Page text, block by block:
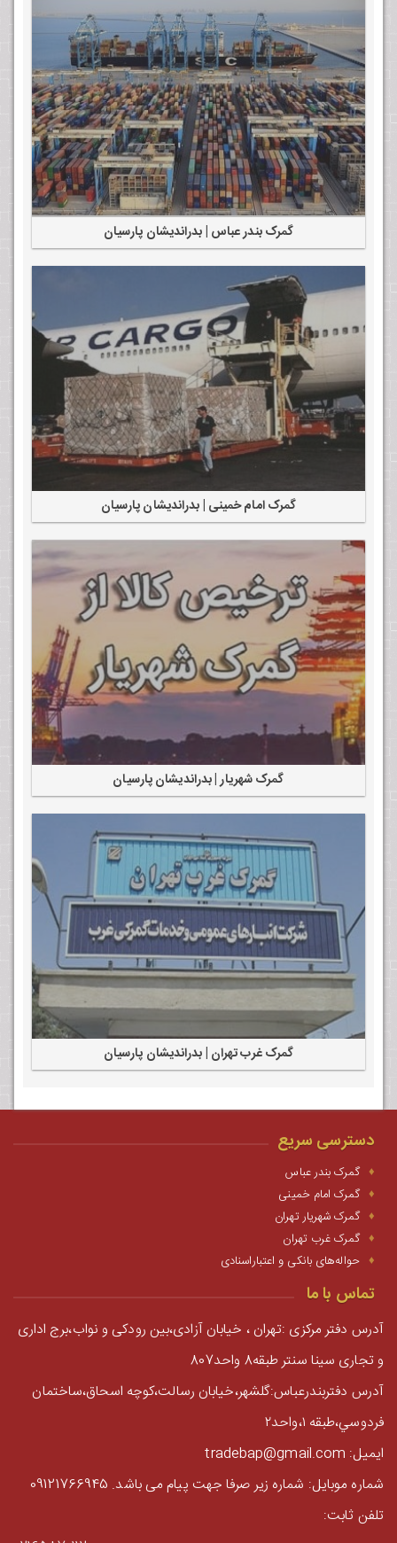
گمرک بندر عباس | بدراندیشان پارسیان
گمرک امام خمینی | بدراندیشان پارسیان
گمرک شهریار | بدراندیشان پارسیان
گمرک غرب تهران | بدراندیشان پارسیان
دسترسی سریع
گمرک بندر عباس
گمرک امام خمینی
گمرک شهریار تهران
گمرک غرب تهران
حواله‌های بانکی و اعتباراسنادی
تماس با ما
آدرس دفتر مرکزی :تهران ، خیابان آزادی،بین رودکی و نواب،برج اداری
و تجاری سینا سنتر طبقه8 واحد807
آدرس دفتربندرعباس:گلشهر،خيابان رسالت،كوچه اسحاق،ساختمان
فردوسي،طبقه ١،واحد٢
ایمیل: tradebap@gmail.com
شماره موبایل: شماره زیر صرفا جهت پیام می باشد. 09121766945
تلفن ثابت: